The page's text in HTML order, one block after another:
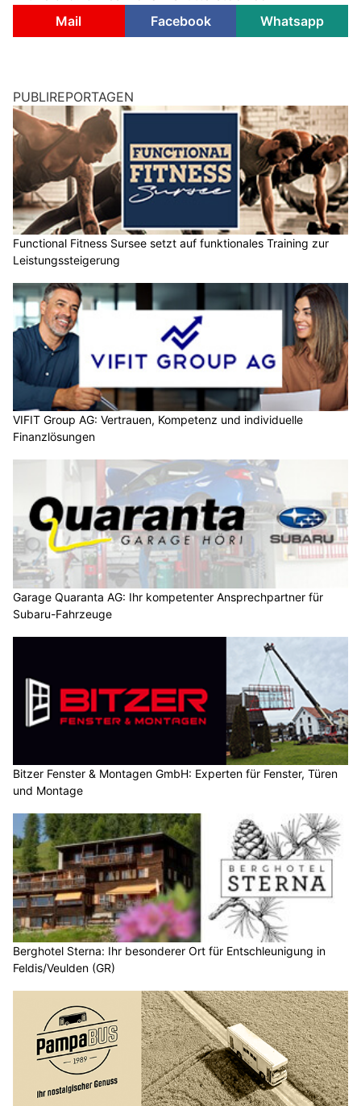
Mail
Facebook Whatsapp
PUBLIREPORTAGEN
Functional Fitness Sursee setzt auf funktionales Training zur
Leistungssteigerung
VIFIT Group AG: Vertrauen, Kompetenz und individuelle
Finanzlösungen
Garage Quaranta AG: Ihr kompetenter Ansprechpartner für
Subaru-Fahrzeuge
Bitzer Fenster & Montagen GmbH: Experten für Fenster, Türen
und Montage
Berghotel Sterna: Ihr besonderer Ort für Entschleunigung in
Feldis/Veulden (GR)